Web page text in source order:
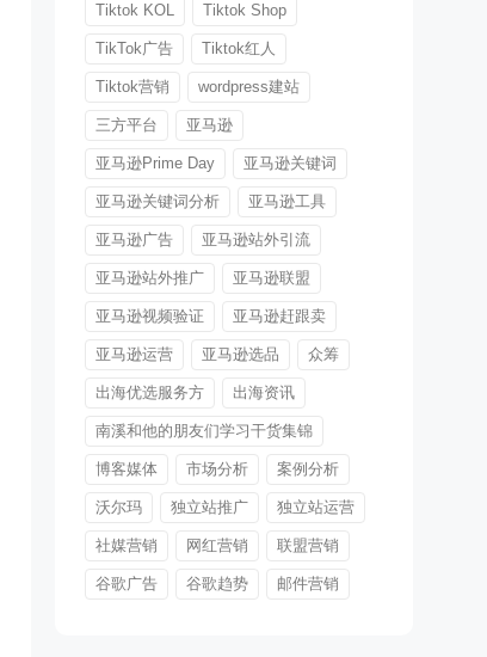
Tiktok KOL Tiktok Shop
TikTok广告 Tiktok红人
Tiktok营销 wordpress建站
三方平台 亚马逊
亚马逊Prime Day 亚马逊关键词
亚马逊关键词分析 亚马逊工具
亚马逊广告 亚马逊站外引流
亚马逊站外推广 亚马逊联盟
亚马逊视频验证 亚马逊赶跟卖
亚马逊运营 亚马逊选品 众筹
出海优选服务方 出海资讯
南溪和他的朋友们学习干货集锦
博客媒体 市场分析 案例分析
沃尔玛 独立站推广 独立站运营
社媒营销 网红营销 联盟营销
谷歌广告 谷歌趋势 邮件营销